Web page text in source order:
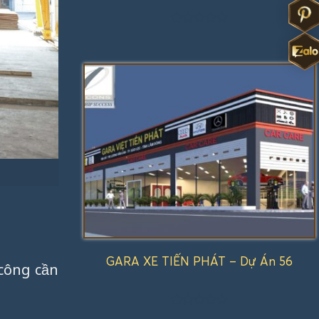
cần
1.00
GARA XE TIẾN PHÁT – Dự Án 56